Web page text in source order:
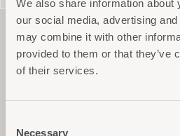
We also share information about
our social media, advertising
may combine it with other
provided to them or that they’ve
of their services.
Necessary
Komfort und
Effizienz sind Minibars eine
praktische Wahl für jedes